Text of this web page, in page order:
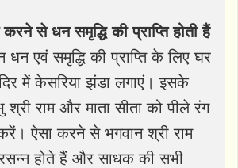
से धन समृद्धि की प्राप्ति होती हैं
धन एवं समृद्धि की प्राप्ति के लिए घर
में केसरिया झंडा लगाएं। इसके
राम और माता सीता को पीले रंग
ऐसा करने से भगवान श्री राम
होते हैं और साधक की सभी